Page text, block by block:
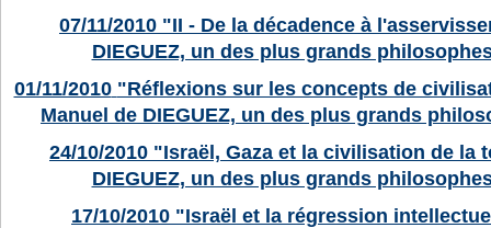
07/11/2010 "II - De la décadence à
DIEGUEZ, un des plus grands
01/11/2010 "Réflexions sur les concepts de
Manuel de DIEGUEZ, un des plus grands
24/10/2010 "Israël, Gaza et la civilisation de la
DIEGUEZ, un des plus grands
17/10/2010 "Israël et la régression